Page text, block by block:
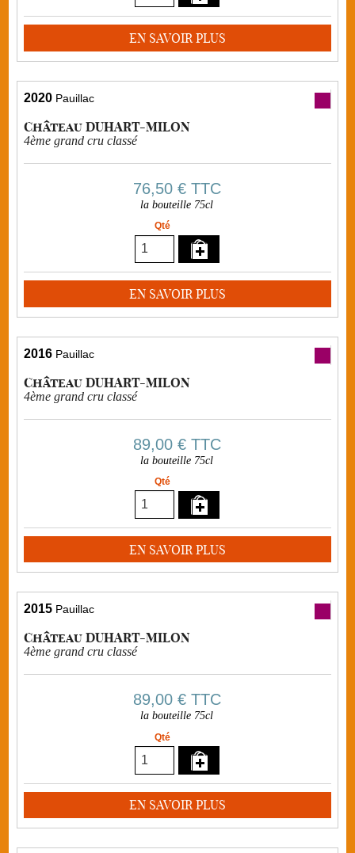
EN SAVOIR PLUS
2020 Pauillac
Château DUHART-MILON
4ème grand cru classé
76,50 €TTC
la bouteille 75cl
Qté
EN SAVOIR PLUS
2016 Pauillac
Château DUHART-MILON
4ème grand cru classé
89,00 €TTC
la bouteille 75cl
Qté
EN SAVOIR PLUS
2015 Pauillac
Château DUHART-MILON
4ème grand cru classé
89,00 €TTC
la bouteille 75cl
Qté
EN SAVOIR PLUS